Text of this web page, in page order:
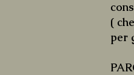
(
per